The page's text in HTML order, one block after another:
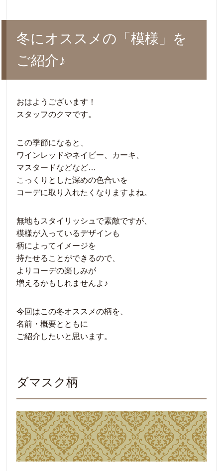
冬にオススメの「模様」を
ご紹介♪
おはようございます！
スタッフのクマです。
この季節になると、
ワインレッドやネイビー、カーキ、
マスタードなどなど…
こっくりとした深めの色合いを
コーデに取り入れたくなりますよね。
無地もスタイリッシュで素敵ですが、
模様が入っているデザインも
柄によってイメージを
持たせることができるので、
よりコーデの楽しみが
増えるかもしれませんよ♪
今回はこの冬オススメの柄を、
名前・概要とともに
ご紹介したいと思います。
ダマスク柄